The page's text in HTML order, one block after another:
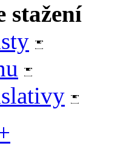
stažení